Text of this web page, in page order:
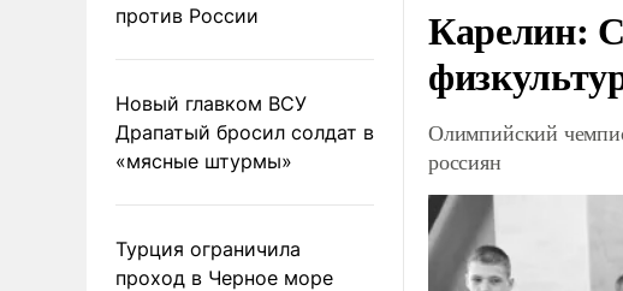
против России
Новый главком ВСУ
Драпатый бросил солдат в
«мясные штурмы»
Турция ограничила
проход в Черное море
Карелин:
Олимпийский
россиян